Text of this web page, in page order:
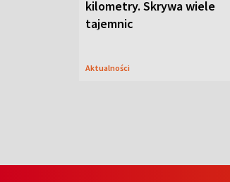
kilometry. Skrywa wiele
tajemnic
Aktualności